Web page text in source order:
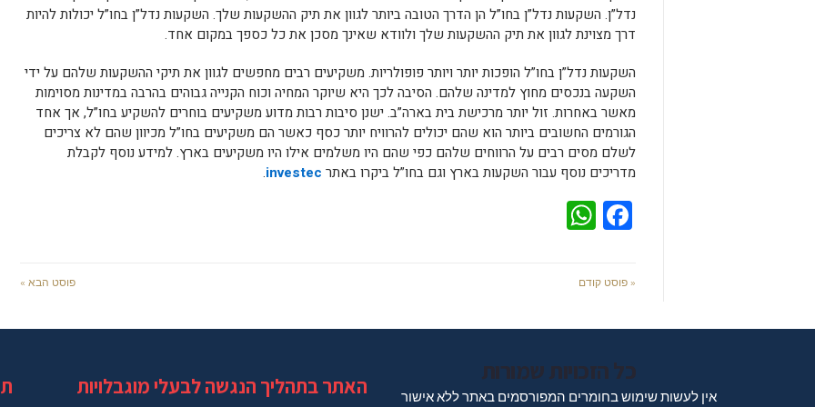
נדל”ן. השקעות נדל”ן בחו”ל הן הדרך הטובה ביותר לגוון את תיק ההשקעות שלך. השקעות נדל”ן בחו”ל יכולות להיות
דרך מצוינת לגוון את תיק ההשקעות שלך ולוודא שאינך מסכן את כל כספך במקום אחד.
השקעות נדל”ן בחו”ל הופכות יותר ויותר פופולריות. משקיעים רבים מחפשים לגוון את תיקי ההשקעות שלהם על ידי
השקעה בנכסים מחוץ למדינה שלהם. הסיבה לכך היא שיוקר המחיה וכוח הקנייה גבוהים בהרבה במדינות מסוימות
מאשר באחרות. זול יותר מרכישת בית בארה”ב. ישנן סיבות רבות מדוע משקיעים בוחרים להשקיע בחו”ל, אך אחד
הגורמים החשובים ביותר הוא שהם יכולים להרוויח יותר כסף כאשר הם משקיעים בחו”ל מכיוון שהם לא צריכים
לשלם מסים רבים על הרווחים שלהם כפי שהם היו משלמים אילו היו משקיעים בארץ. למידע נוסף לקבלת
מדריכים נוסף עבור השקעות בארץ וגם בחו”ל ביקרו באתר investec
.
Facebook
« פוסט קודם פוסט הבא »
כל הזכויות שמורות
אין לעשות שימוש בחומרים המפורסמים באתר ללא אישור האתר בתהליך הנגשה לבעלי מוגבלויות